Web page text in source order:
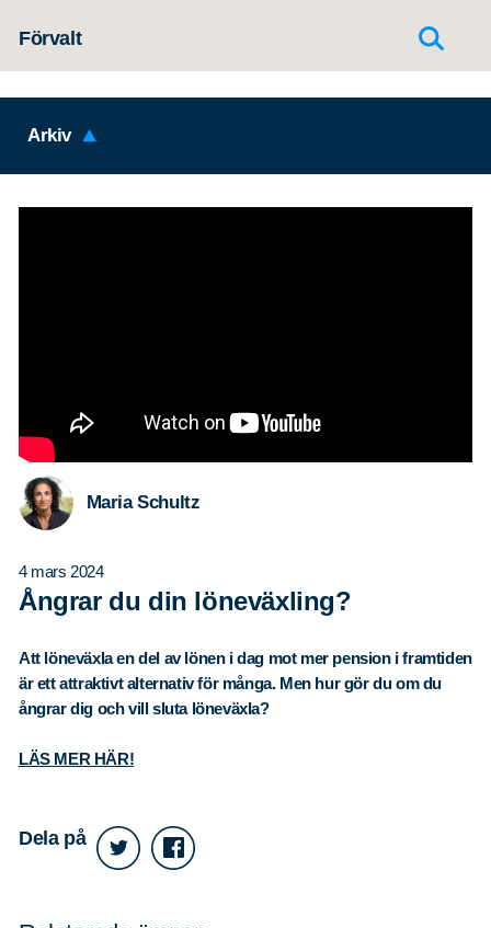
Förvalt
Arkiv
Maria Schultz
4 mars 2024
Ångrar du din löneväxling?
Att löneväxla en del av lönen i dag mot mer pension i framtiden
är ett attraktivt alternativ för många. Men hur gör du om du
ångrar dig och vill sluta löneväxla?
LÄS MER HÄR!
Dela på